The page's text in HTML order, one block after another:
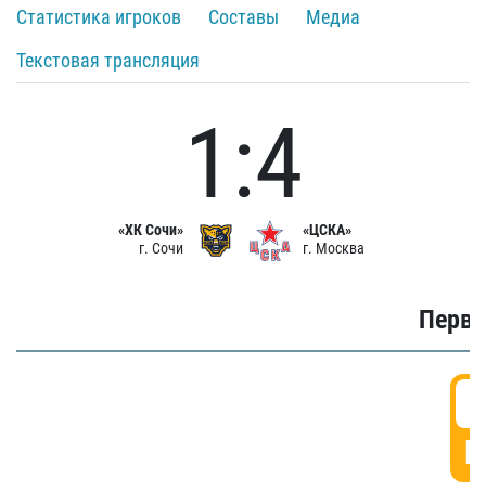
Статистика игроков
Составы
Медиа
Текстовая трансляция
«ХК Сочи»
г. Сочи
1:4
«ЦСКА»
г. Москва